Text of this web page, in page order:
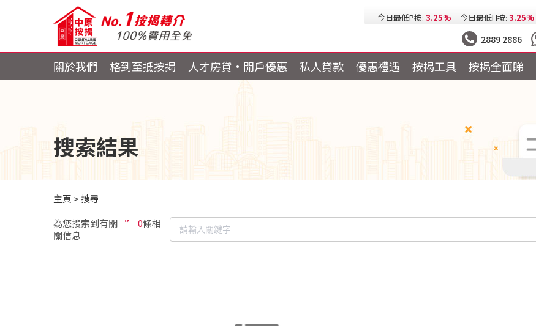
今日最低按息: 2.73% 一個月HIBOR:2.63%
今日最低H按: 3.25%
2889 2886
關於我們 格到至抵按揭 人才房貸・開戶優惠 私人貸款 優惠禮遇 按揭工具 按揭全面睇
搜索結果
主頁 > 搜尋
為您搜索到有關 ‘’ 0條相
關信息